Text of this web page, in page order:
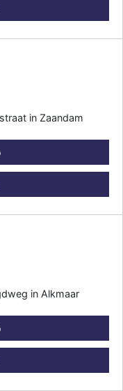
in Zaandam
in Alkmaar